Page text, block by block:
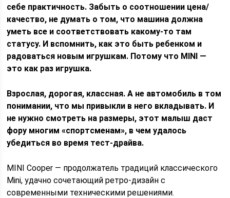
себе практичность. Забыть о соотношении цена/
качество, не думать о том, что машина должна
уметь все и соответствовать какому-то там
статусу. И вспомнить, как это быть ребенком и
радоваться новым игрушкам. Потому что MINI —
это как раз игрушка.
Взрослая, дорогая, классная. А не автомобиль в том
понимании, что мы привыкли в него вкладывать. И
не нужно смотреть на размеры, этот малыш даст
фору многим «спортсменам», в чем удалось
убедиться во время тест-драйва.
MINI Cooper — продолжатель традиций классического
Mini, удачно сочетающий ретро-дизайн с
современными техническими решениями.